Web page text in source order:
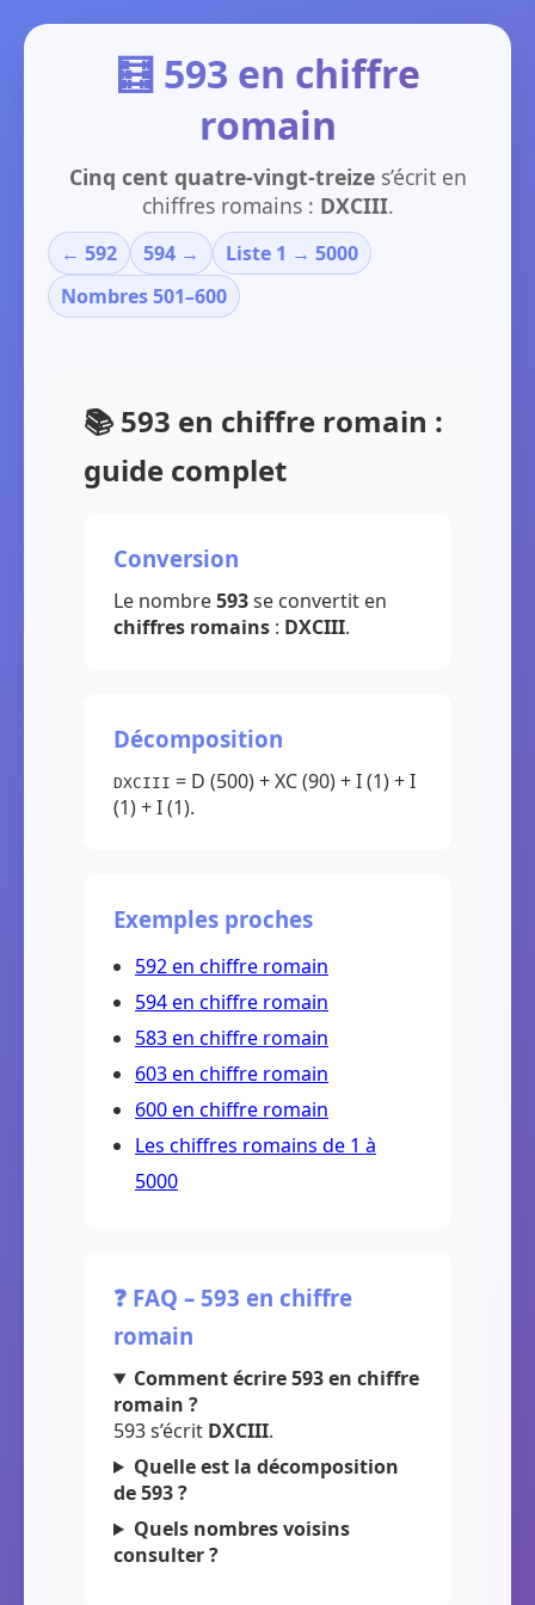
🧮 593 en chiffre
romain
Cinq cent quatre-vingt-treizes’écrit en
chiffres romains : DXCIII.
← 592 594 →
Liste 1 → 5000
Nombres 501–600
📚 593 en chiffre romain :
guide complet
Conversion
Le nombre593se convertit en
chiffres romains : DXCIII.
Décomposition
DXCIII = D (500) + XC (90) + I (1) + I
(1) + I (1).
Exemples proches
592 en chiffre romain
594 en chiffre romain
583 en chiffre romain
603 en chiffre romain
600 en chiffre romain
Les chiffres romains de 1 à
5000
❓ FAQ – 593 en chiffre
romain
Comment écrire 593 en chiffre
romain ?
593 s’écrit DXCIII.
Quelle est la décomposition
de 593 ?
Quels nombres voisins
consulter ?